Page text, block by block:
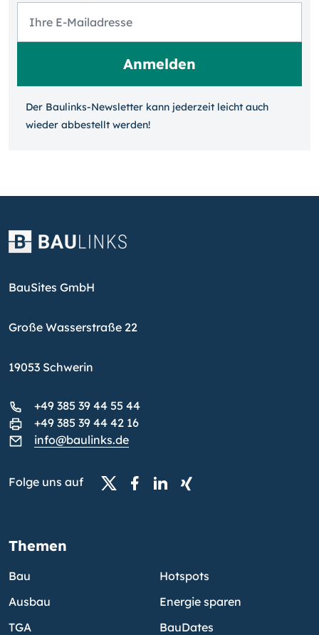
Der Baulinks-Newsletter kann jeder­zeit leicht auch
wieder ab­bestellt werden!
BauSites GmbH
Große Wasserstraße 22
19053 Schwerin
+49 385 39 44 55 44
+49 385 39 44 42 16
info@baulinks.de
Folge uns auf
Themen
Bau
Ausbau
TGA
Hotspots
Energie sparen
BauDates